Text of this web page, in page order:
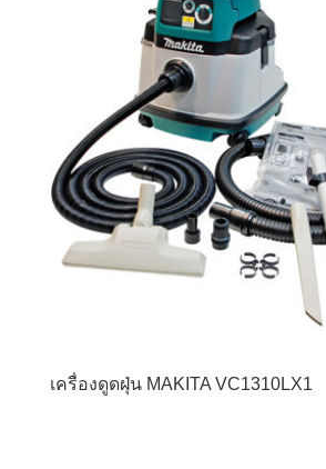
เครื่องดูดฝุ่น MAKITA VC1310LX1